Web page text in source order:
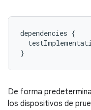
dependencies {
}
De forma
los dispositivos de